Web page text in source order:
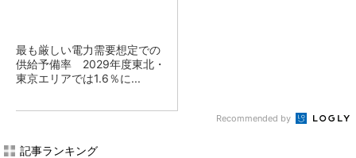
最も厳しい電力需要想定での
供給予備率 2029年度東北・
東京エリアでは1.6％に...
Recommended by
記事ランキング